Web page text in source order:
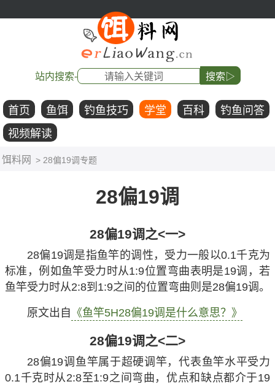
站内搜索- 搜索▷
首页 鱼饵 钓鱼技巧 学堂 百科
钓鱼问答
视频解读
饵料网 > 28偏19调专题
28偏19调
28偏19调之<一>
28偏19调是指鱼竿的调性，受力一般以0.1千克为
标准，例如鱼竿受力时从1:9位置弯曲表明是19调，若
鱼竿受力时从2:8到1:9之间的位置弯曲则是28偏19调。
原文出自 《鱼竿5H28偏19调是什么意思？》
28偏19调之<二>
28偏19调鱼竿属于超硬调竿，代表鱼竿水平受力
0.1千克时从2:8至1:9之间弯曲，优点和缺点都介于19